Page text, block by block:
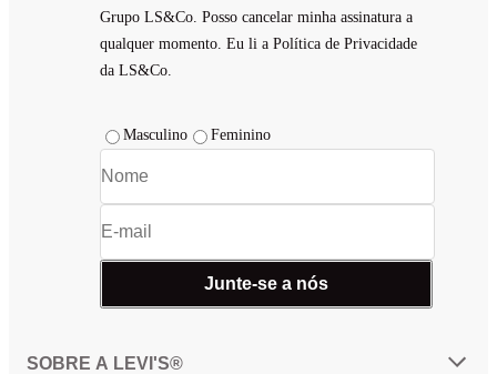
Grupo LS&Co. Posso cancelar minha assinatura a
qualquer momento. Eu li a Política de Privacidade
da LS&Co.
Masculino Feminino
Junte-se a nós
SOBRE A LEVI'S®